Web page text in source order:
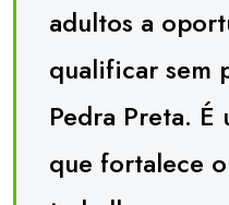
adultos a
qualificar sem
Pedra Preta.
que fortalece